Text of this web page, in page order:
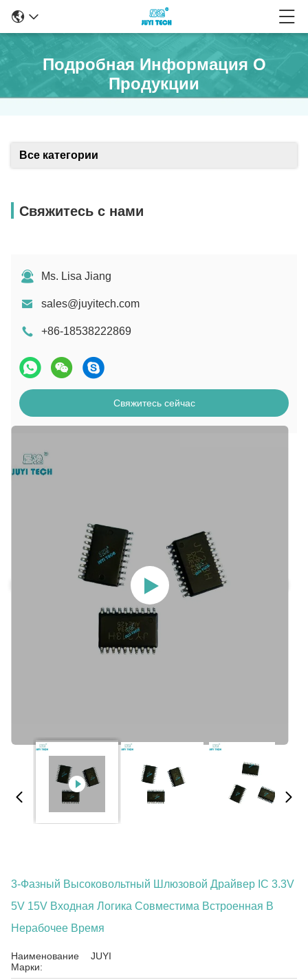
Подробная Информация О
Продукции
Все категории
Свяжитесь с нами
Ms. Lisa Jiang
sales@juyitech.com
+86-18538222869
Свяжитесь сейчас
3-Фазный Высоковольтный Шлюзовой Драйвер IC 3.3V
5V 15V Входная Логика Совместима Встроенная В
Нерабочее Время
Наименование
Марки:
JUYI